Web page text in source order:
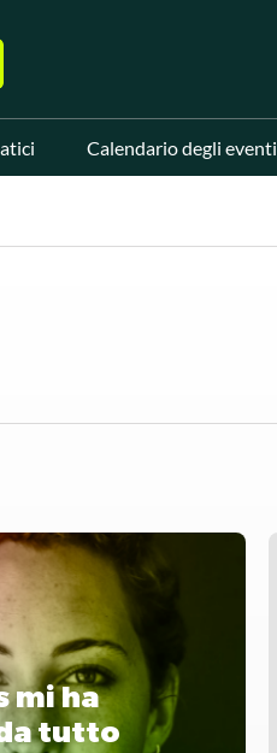
Calendario degli eventi
mi ha
tutto